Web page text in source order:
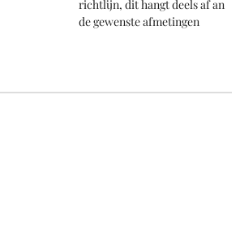
richtlijn, dit hangt deels af an
de gewenste afmetingen